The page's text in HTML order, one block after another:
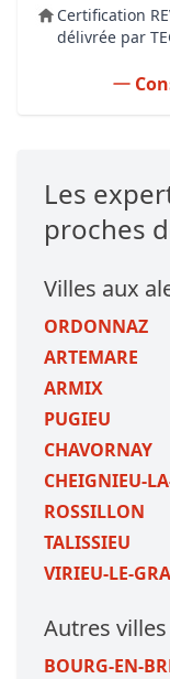
Certification
délivrée par
Les
proches
Villes aux
ORDONNAZ
ARTEMARE
ARMIX
PUGIEU
CHAVORNAY
CHEIGNIEU-
ROSSILLON
TALISSIEU
VIRIEU-LE-
Autres villes
BOURG-EN-